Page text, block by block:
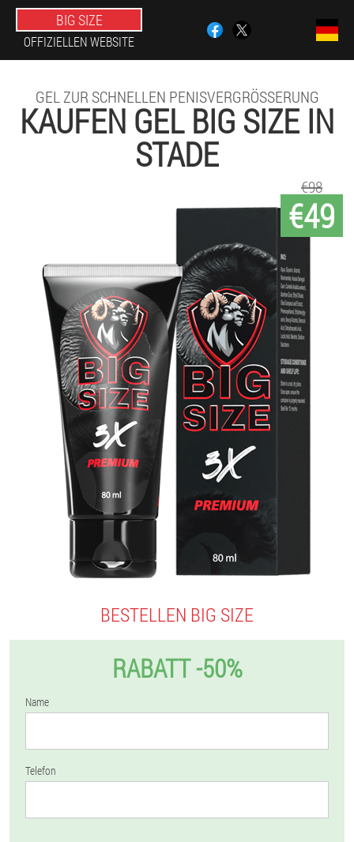
BIG SIZE
OFFIZIELLEN WEBSITE
GEL ZUR SCHNELLEN PENISVERGRÖSSERUNG
KAUFEN GEL BIG SIZE IN
STADE
€49
€98
BESTELLEN BIG SIZE
RABATT -50%
Name
Telefon